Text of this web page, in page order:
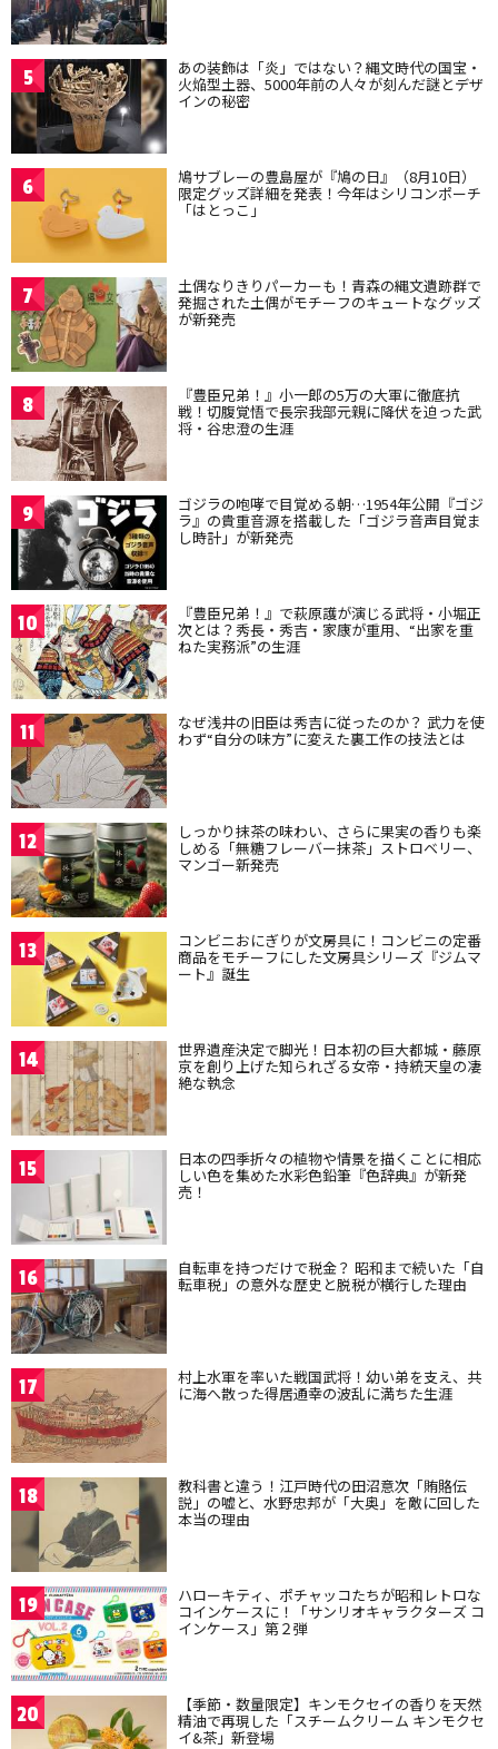
5 あの装飾は「炎」ではない？縄文時代の国宝・
火焔型土器、5000年前の人々が刻んだ謎とデザ
インの秘密
6 鳩サブレーの豊島屋が『鳩の日』（8月10日）
限定グッズ詳細を発表！今年はシリコンポーチ
「はとっこ」
7 土偶なりきりパーカーも！青森の縄文遺跡群で
発掘された土偶がモチーフのキュートなグッズ
が新発売
8 『豊臣兄弟！』小一郎の5万の大軍に徹底抗
戦！切腹覚悟で長宗我部元親に降伏を迫った武
将・谷忠澄の生涯
9 ゴジラの咆哮で目覚める朝…1954年公開『ゴジ
ラ』の貴重音源を搭載した「ゴジラ音声目覚ま
し時計」が新発売
10 『豊臣兄弟！』で萩原護が演じる武将・小堀正
次とは？秀長・秀吉・家康が重用、“出家を重
ねた実務派”の生涯
11 なぜ浅井の旧臣は秀吉に従ったのか？ 武力を使
わず“自分の味方”に変えた裏工作の技法とは
12 しっかり抹茶の味わい、さらに果実の香りも楽
しめる「無糖フレーバー抹茶」ストロベリー、
マンゴー新発売
13 コンビニおにぎりが文房具に！コンビニの定番
商品をモチーフにした文房具シリーズ『ジムマ
ート』誕生
14 世界遺産決定で脚光！日本初の巨大都城・藤原
京を創り上げた知られざる女帝・持統天皇の凄
絶な執念
15 日本の四季折々の植物や情景を描くことに相応
しい色を集めた水彩色鉛筆『色辞典』が新発
売！
16 自転車を持つだけで税金？ 昭和まで続いた「自
転車税」の意外な歴史と脱税が横行した理由
17 村上水軍を率いた戦国武将！幼い弟を支え、共
に海へ散った得居通幸の波乱に満ちた生涯
18 教科書と違う！江戸時代の田沼意次「賄賂伝
説」の嘘と、水野忠邦が「大奥」を敵に回した
本当の理由
19 ハローキティ、ポチャッコたちが昭和レトロな
コインケースに！「サンリオキャラクターズ コ
インケース」第２弾
20 【季節・数量限定】キンモクセイの香りを天然
精油で再現した「スチームクリーム キンモクセ
イ&茶」新登場